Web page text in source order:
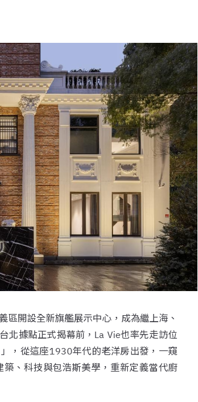
區開設全新旗艦展示中心，成為繼上海、
北據點正式揭幕前，La Vie也率先走訪位
，從這座1930年代的老洋房出發，一窺
、科技與包浩斯美學，重新定義當代廚